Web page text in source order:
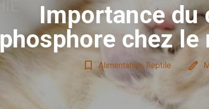
Importance du
phosphore chez le
bookmark_border Alimentation, Reptile edit